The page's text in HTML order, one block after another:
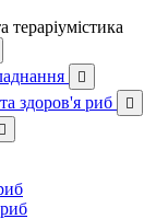
тераріумістика

здоров'я риб 
